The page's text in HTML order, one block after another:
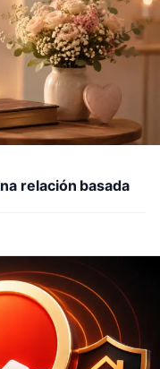
relación basada